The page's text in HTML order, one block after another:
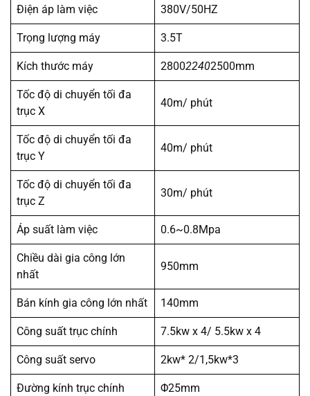
Điện áp làm việc 380V/50HZ
Trọng lượng máy 3.5T
Kích thước máy 280022402500mm
Tốc độ di chuyển tối đa
trục X
40m/ phút
Tốc độ di chuyển tối đa
trục Y
40m/ phút
Tốc độ di chuyển tối đa
trục Z
30m/ phút
Áp suất làm việc 0.6~0.8Mpa
Chiều dài gia công lớn
nhất
950mm
Bán kính gia công lớn nhất 140mm
Công suất trục chính 7.5kw x 4/ 5.5kw x 4
Công suất servo 2kw* 2/1,5kw*3
Đường kính trục chính Φ25mm